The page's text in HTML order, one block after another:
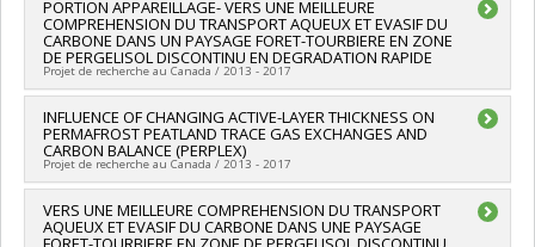
Lead researcher : Oliver Sonnentag
Funding sources:CRSNG/Conseil de recherches en sciences
naturelles et génie du Canada (CRSNG)
Grant programs:PV108454-(RGPNS) Suppléments aux
subventions à la découverte en recherche nordique
PORTION APPAREILLAGE- VERS UNE MEILLEURE
COMPREHENSION DU TRANSPORT AQUEUX ET EVASIF DU
CARBONE DANS UN PAYSAGE FORET-TOURBIERE EN ZONE
DE PERGELISOL DISCONTINU EN DEGRADATION RAPIDE
Projet de recherche au Canada / 2013 - 2017
Lead researcher :Oliver Sonnentag
Co-researchers :Timothy R Moore
Funding sources:FRQNT/Fonds de recherche du Québec -
Nature et technologies (FQRNT)
Grant programs:PV113724-(PR) Projets de recherche en
équipe (et possibilité d'équipement la première année)
INFLUENCE OF CHANGING ACTIVE-LAYER THICKNESS ON
PERMAFROST PEATLAND TRACE GAS EXCHANGES AND
CARBON BALANCE (PERPLEX)
Projet de recherche au Canada / 2013 - 2017
Lead researcher : Oliver Sonnentag
Funding sources:FCI/Fondation canadienne pour l'innovation
VERS UNE MEILLEURE COMPREHENSION DU TRANSPORT
AQUEUX ET EVASIF DU CARBONE DANS UNE PAYSAGE